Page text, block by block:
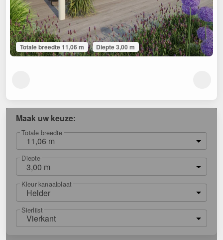
Totale breedte 11,06 m Diepte 3,00 m
Maak uw keuze:
Totale breedte
11,06 m
Diepte
3,00 m
Kleur kanaalplaat
Helder
Sierlijst
Vierkant